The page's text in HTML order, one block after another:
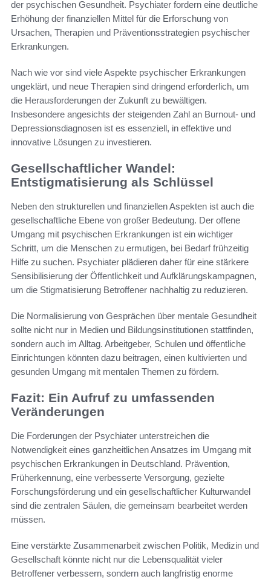
der psychischen Gesundheit. Psychiater fordern eine deutliche
Erhöhung der finanziellen Mittel für die Erforschung von
Ursachen, Therapien und Präventionsstrategien psychischer
Erkrankungen.
Nach wie vor sind viele Aspekte psychischer Erkrankungen
ungeklärt, und neue Therapien sind dringend erforderlich, um
die Herausforderungen der Zukunft zu bewältigen.
Insbesondere angesichts der steigenden Zahl an Burnout- und
Depressionsdiagnosen ist es essenziell, in effektive und
innovative Lösungen zu investieren.
Gesellschaftlicher Wandel:
Entstigmatisierung als Schlüssel
Neben den strukturellen und finanziellen Aspekten ist auch die
gesellschaftliche Ebene von großer Bedeutung. Der offene
Umgang mit psychischen Erkrankungen ist ein wichtiger
Schritt, um die Menschen zu ermutigen, bei Bedarf frühzeitig
Hilfe zu suchen. Psychiater plädieren daher für eine stärkere
Sensibilisierung der Öffentlichkeit und Aufklärungskampagnen,
um die Stigmatisierung Betroffener nachhaltig zu reduzieren.
Die Normalisierung von Gesprächen über mentale Gesundheit
sollte nicht nur in Medien und Bildungsinstitutionen stattfinden,
sondern auch im Alltag. Arbeitgeber, Schulen und öffentliche
Einrichtungen könnten dazu beitragen, einen kultivierten und
gesunden Umgang mit mentalen Themen zu fördern.
Fazit: Ein Aufruf zu umfassenden
Veränderungen
Die Forderungen der Psychiater unterstreichen die
Notwendigkeit eines ganzheitlichen Ansatzes im Umgang mit
psychischen Erkrankungen in Deutschland. Prävention,
Früherkennung, eine verbesserte Versorgung, gezielte
Forschungsförderung und ein gesellschaftlicher Kulturwandel
sind die zentralen Säulen, die gemeinsam bearbeitet werden
müssen.
Eine verstärkte Zusammenarbeit zwischen Politik, Medizin und
Gesellschaft könnte nicht nur die Lebensqualität vieler
Betroffener verbessern, sondern auch langfristig enorme